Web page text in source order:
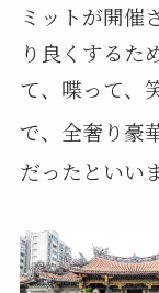
ミットが開催
り良くするた
て、喋って、
で、全奢り豪
だったといい